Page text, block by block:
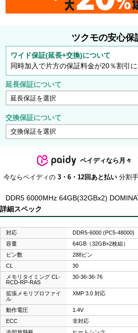
ツクモの安心保
ワイド保証(延長+交換)について
同時加入で片方の保証料金が20％割引に
延長保証について
交換保証について
ペイディなら月々
今ならペイディの 3・6・12回あと払い 分割
DDR5 6000MHz 64GB(32GBx2)
詳細スペック
対応
DDR5-6000 (PC5-48000)
容量
64GB（32GB×2枚組）
ピン数
288ピン
CL
30
メモリタイミング CL-
RCD-RP-RAS
30-36-36-76
拡張メモリプロファイ
ル
XMP 3.0 対応
動作電圧
1.4V
ECC
非対応